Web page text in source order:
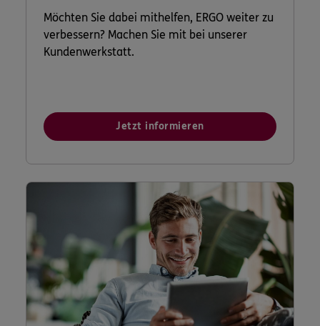
Möchten Sie dabei mithelfen, ERGO weiter zu
verbessern? Machen Sie mit bei unserer
Kundenwerkstatt.
Jetzt informieren